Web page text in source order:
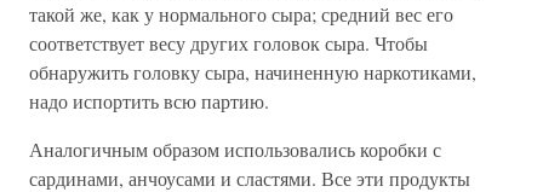
такой же, как у нормального сыра; средний вес его
соответствует весу других головок сыра. Чтобы
обнаружить головку сыра, начиненную наркотиками,
надо испортить всю партию.
Аналогичным образом использовались коробки с
сардинами, анчоусами и сластями. Все эти продукты